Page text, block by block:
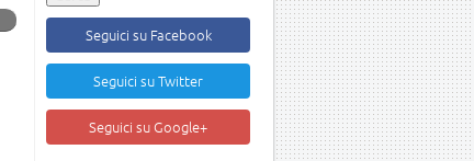
Seguici su Facebook
Seguici su Twitter
Seguici su Google+